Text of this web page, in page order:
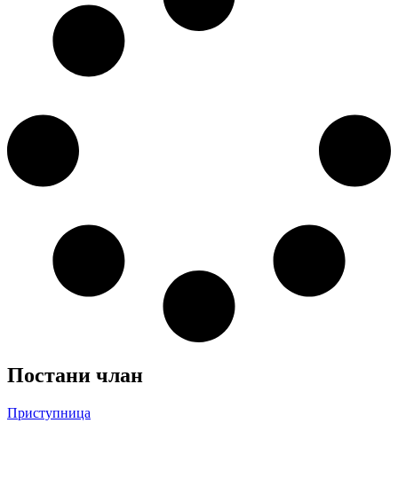
Постани члан
Приступница